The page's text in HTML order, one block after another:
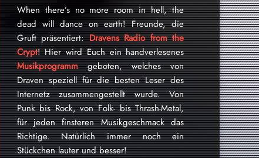
When there’s no more room in hell, the
dead will dance on earth! Freunde, die
Gruft präsentiert:Dravens Radio from the
Crypt! Hier wird Euch ein handverlesenes
Musikprogrammgeboten, welches von
Draven speziell für die besten Leser des
Internetz zu­sammen­ge­stellt wurde. Von
Punk bis Rock, von Folk- bis Thrash-Metal,
für je­den finsteren Mu­sik­ge­schmack das
Rich­tige. Natürlich immer noch ein
Stückchen lauter und besser!